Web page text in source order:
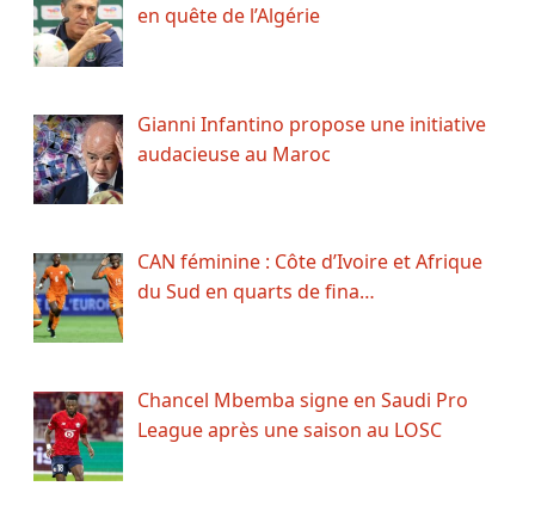
en quête de l’Algérie
Gianni Infantino propose une initiative
audacieuse au Maroc
CAN féminine : Côte d’Ivoire et Afrique
du Sud en quarts de fina…
Chancel Mbemba signe en Saudi Pro
League après une saison au LOSC